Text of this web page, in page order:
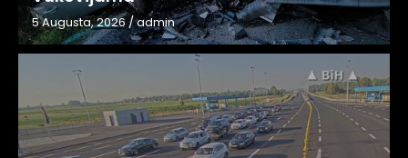
5 Augusta, 2026/admin